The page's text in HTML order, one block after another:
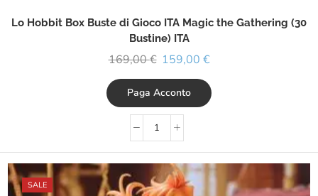
Lo Hobbit Box Buste di Gioco ITA Magic the Gathering (30
Bustine) ITA
169,00€ 159,00 €
Paga Acconto
SALE